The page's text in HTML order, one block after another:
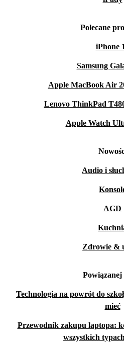
Polecane
iPhone
Samsung
Apple MacBook Air
Lenovo ThinkPad
Apple Watch
Audio i
AGD
Zdrowie &
Powiązanej
Technologia na powrót do
mieć
Przewodnik zakupu laptopa:
wszystkich